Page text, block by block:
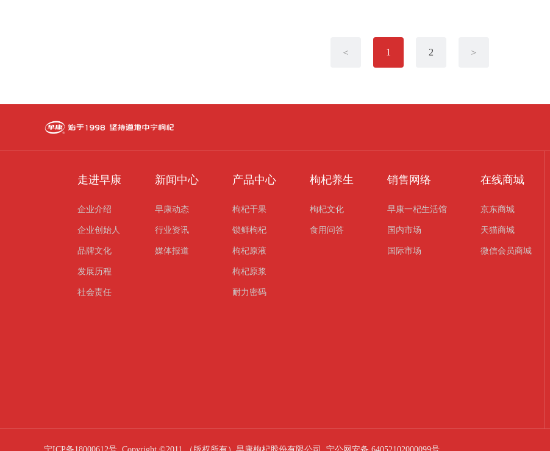
＜ 1 2 ＞
走进早康
企业介绍
企业创始人
品牌文化
发展历程
社会责任
新闻中心
早康动态
行业资讯
媒体报道
产品中心
枸杞干果
锁鲜枸杞
枸杞原液
枸杞原浆
耐力密码
枸杞养生
枸杞文化
食用问答
销售网络
早康一杞生活馆
国内市场
国际市场
在线商城
京东商城
天猫商城
微信会员商城